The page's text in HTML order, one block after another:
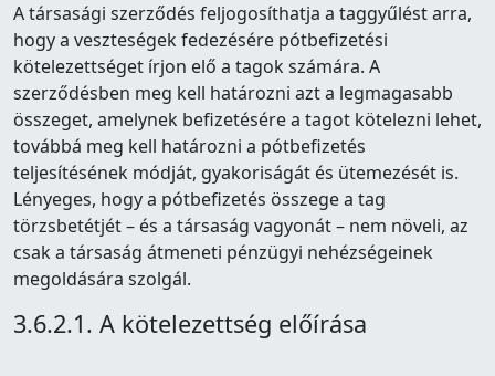
A társasági szerződés feljogosíthatja a taggyűlést arra,
hogy a veszteségek fedezésére pótbefizetési
kötelezettséget írjon elő a tagok számára. A
szerződésben meg kell határozni azt a legmagasabb
összeget, amelynek befizetésére a tagot kötelezni lehet,
továbbá meg kell határozni a pótbefizetés
teljesítésének módját, gyakoriságát és ütemezését is.
Lényeges, hogy a pótbefizetés összege a tag
törzsbetétjét – és a társaság vagyonát – nem növeli, az
csak a társaság átmeneti pénzügyi nehézségeinek
megoldására szolgál.
3.6.2.1. A kötelezettség előírása